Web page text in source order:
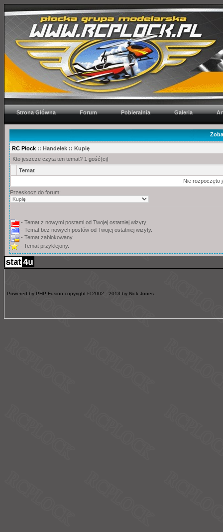
Strona Główna Forum Pobieralnia Galeria
RC Płock :: Handelek :: Kupię
Kto jeszcze czyta ten temat? 1 gość(ci)
Temat
Nie rozpoczęto
Przeskocz do forum:
- Temat z nowymi postami od Twojej ostatniej wizyty.
- Temat bez nowych postów od Twojej ostatniej wizyty.
- Temat zablokowany.
- Temat przyklejony.
Powered by PHP-Fusion copyright © 2002 - 2013 by Nick Jones.